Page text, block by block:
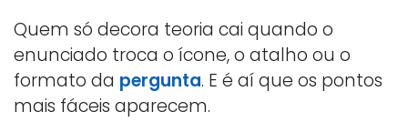
Quem só decora teoria cai quando o
enunciado troca o ícone, o atalho ou o
formato da pergunta. E é aí que os pontos
mais fáceis aparecem.